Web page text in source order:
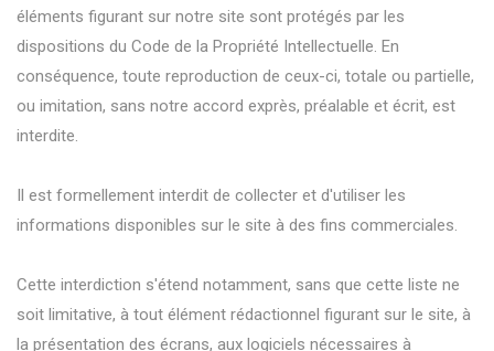
éléments figurant sur notre site sont protégés par les
dispositions du Code de la Propriété Intellectuelle. En
conséquence, toute reproduction de ceux-ci, totale ou partielle,
ou imitation, sans notre accord exprès, préalable et écrit, est
interdite.
Il est formellement interdit de collecter et d'utiliser les
informations disponibles sur le site à des fins commerciales.
Cette interdiction s'étend notamment, sans que cette liste ne
soit limitative, à tout élément rédactionnel figurant sur le site, à
la présentation des écrans, aux logiciels nécessaires à